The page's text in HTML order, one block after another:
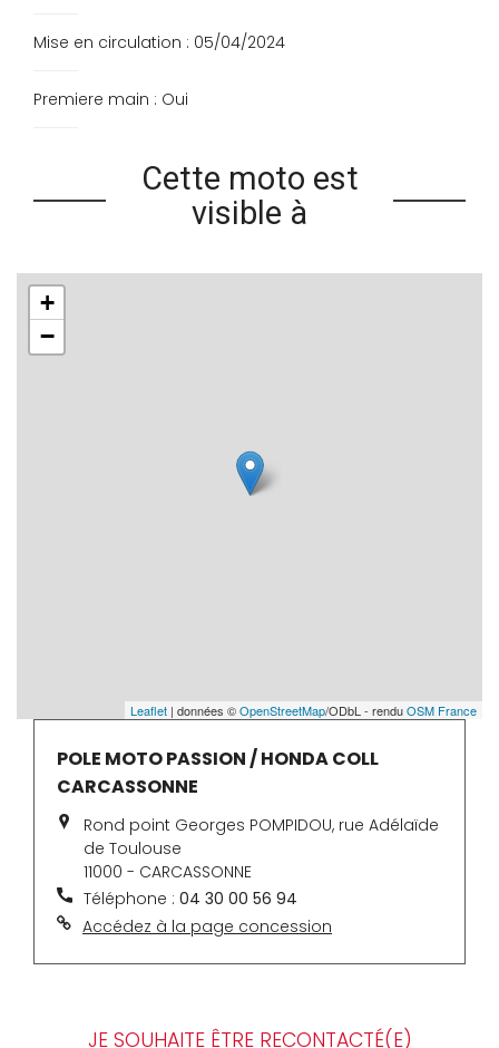
Mise en circulation : 05/04/2024
Premiere main : Oui
Cette moto est
visible à
+
−
Leaflet | données ©OpenStreetMap/ODbL - renduOSM France
POLE MOTO PASSION / HONDA COLL
CARCASSONNE
Rond point Georges POMPIDOU, rue Adélaïde
de Toulouse
11000 - CARCASSONNE
Téléphone : 04 30 00 56 94
Accédez à la page concession
JE SOUHAITE ÊTRE RECONTACTÉ(E)